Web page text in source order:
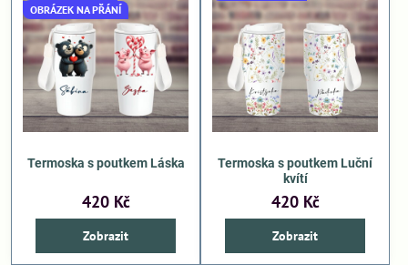
OBRÁZEK NA PŘÁNÍ
Termoska s poutkem Láska
420 Kč
Zobrazit
Termoska s poutkem Luční
kvítí
420 Kč
Zobrazit